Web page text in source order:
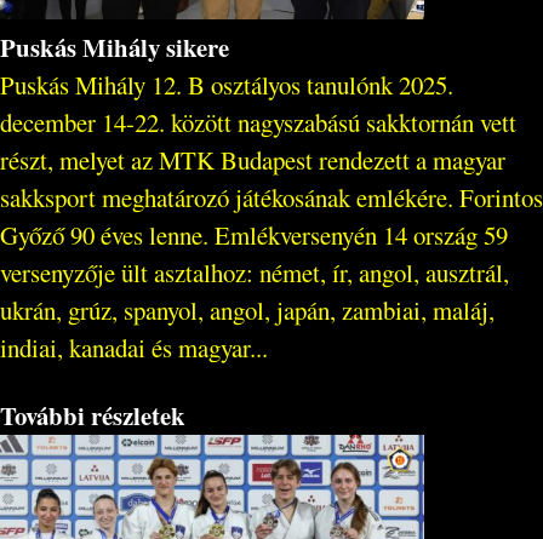
Puskás Mihály sikere
Puskás Mihály 12. B osztályos tanulónk 2025.
december 14-22. között nagyszabású sakktornán vett
részt, melyet az MTK Budapest rendezett a magyar
sakksport meghatározó játékosának emlékére. Forintos
Győző 90 éves lenne. Emlékversenyén 14 ország 59
versenyzője ült asztalhoz: német, ír, angol, ausztrál,
ukrán, grúz, spanyol, angol, japán, zambiai, maláj,
indiai, kanadai és magyar...
További részletek